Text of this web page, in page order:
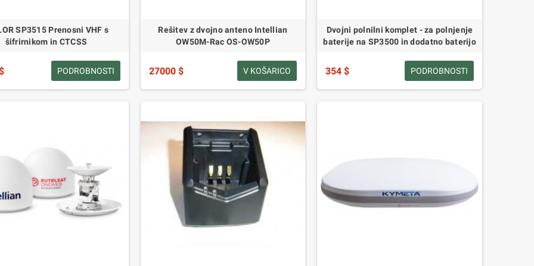
SP3515 Prenosni VHF s
šifrirnikom in CTCSS
PODROBNOSTI
Rešitev z dvojno anteno Intellian
OW50M-Rac OS-OW50P
27000 $ V KOŠARICO
Dvojni polnilni komplet - za polnjenje
baterije na SP3500 in dodatno baterijo
354 $ PODROBNOSTI